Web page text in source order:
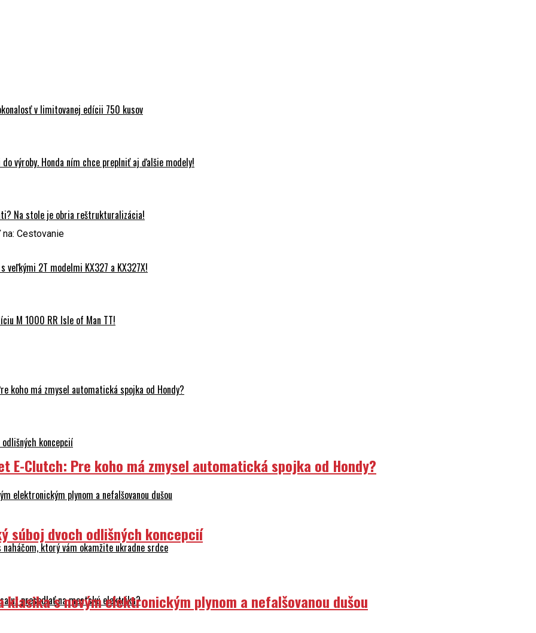
výroby. Honda ním chce preplniť aj ďalšie modely!
veľkými 2T modelmi KX327 a KX327X!
M 1000 RR Isle of Man TT!
koho má zmysel automatická spojka od Hondy?
koncepcií
naháčom, ktorý vám okamžite ukradne srdce
Cestovanie
E-Clutch: Pre koho má zmysel automatická spojka od Hondy?
súboj dvoch odlišných koncepcií
klasika s novým elektronickým plynom a nefalšovanou dušou